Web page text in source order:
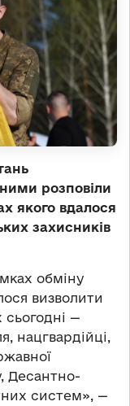
розповіли
якого вдалося
захисників
обміну
визволити
сьогодні —
нацгвардійці,
Десантно-
систем», —